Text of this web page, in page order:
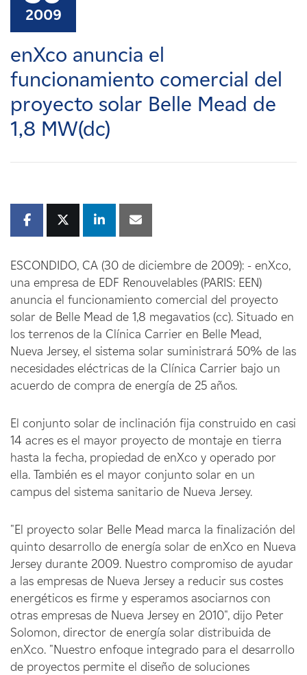
Noticias
Contacte con
Afiliados
2009
enXco anuncia el
funcionamiento comercial del
proyecto solar Belle Mead de
1,8 MW(dc)
ESCONDIDO, CA (30 de diciembre de 2009): - enXco,
una empresa de EDF Renouvelables (PARIS: EEN)
anuncia el funcionamiento comercial del proyecto
solar de Belle Mead de 1,8 megavatios (cc). Situado en
los terrenos de la Clínica Carrier en Belle Mead,
Nueva Jersey, el sistema solar suministrará 50% de las
necesidades eléctricas de la Clínica Carrier bajo un
acuerdo de compra de energía de 25 años.
El conjunto solar de inclinación fija construido en casi
14 acres es el mayor proyecto de montaje en tierra
hasta la fecha, propiedad de enXco y operado por
ella. También es el mayor conjunto solar en un
campus del sistema sanitario de Nueva Jersey.
"El proyecto solar Belle Mead marca la finalización del
quinto desarrollo de energía solar de enXco en Nueva
Jersey durante 2009. Nuestro compromiso de ayudar
a las empresas de Nueva Jersey a reducir sus costes
energéticos es firme y esperamos asociarnos con
otras empresas de Nueva Jersey en 2010", dijo Peter
Solomon, director de energía solar distribuida de
enXco. "Nuestro enfoque integrado para el desarrollo
de proyectos permite el diseño de soluciones